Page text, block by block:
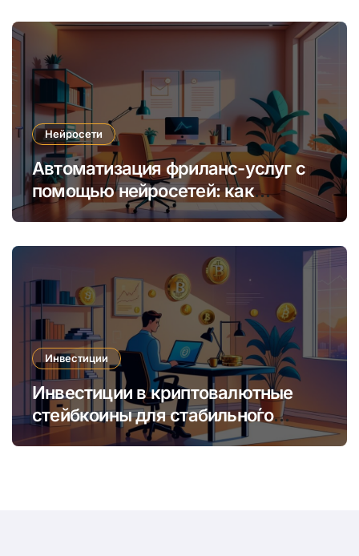
Нейросети
Автоматизация фриланс-услуг с
помощью нейросетей: как
увеличить доход и сократить
Инвестиции
Инвестиции в криптовалютные
стейбкоины для стабильно́го
онлайн-заработка в условиях